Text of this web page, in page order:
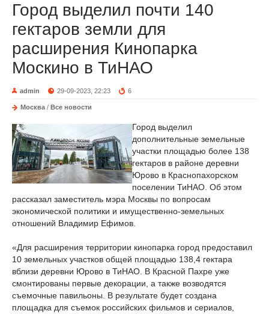
Город выделил почти 140
гектаров земли для
расширения Кинопарка
Москино в ТиНАО
admin 29-09-2023, 22:23 6
Москва / Все новости
Город выделил
дополнительные земельные
участки площадью более 138
гектаров в районе деревни
Юрово в Краснопахорском
поселении ТиНАО. Об этом
рассказал заместитель мэра Москвы по вопросам
экономической политики и имущественно-земельных
отношений Владимир Ефимов.
«Для расширения территории кинопарка город предоставил
10 земельных участков общей площадью 138,4 гектара
вблизи деревни Юрово в ТиНАО. В Красной Пахре уже
смонтированы первые декорации, а также возводятся
съемочные павильоны. В результате будет создана
площадка для съемок российских фильмов и сериалов,